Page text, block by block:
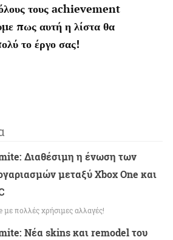
τους achievement
πως αυτή η λίστα θα
το έργο σας!
Διαθέσιμη η ένωση των
μεταξύ Xbox One και
πολλές χρήσιμες αλλαγές!
Νέα skins και remodel του